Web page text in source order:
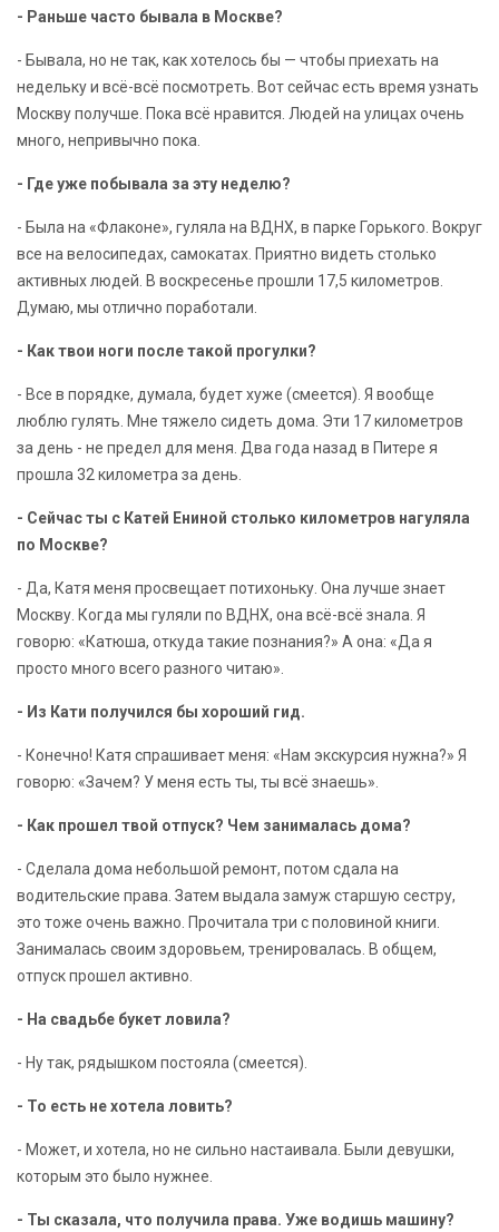
- Раньше часто бывала в Москве?
- Бывала, но не так, как хотелось бы — чтобы приехать на
недельку и всё-всё посмотреть. Вот сейчас есть время узнать
Москву получше. Пока всё нравится. Людей на улицах очень
много, непривычно пока.
- Где уже побывала за эту неделю?
- Была на «Флаконе», гуляла на ВДНХ, в парке Горького. Вокруг
все на велосипедах, самокатах. Приятно видеть столько
активных людей. В воскресенье прошли 17,5 километров.
Думаю, мы отлично поработали.
- Как твои ноги после такой прогулки?
- Все в порядке, думала, будет хуже (смеется). Я вообще
люблю гулять. Мне тяжело сидеть дома. Эти 17 километров
за день - не предел для меня. Два года назад в Питере я
прошла 32 километра за день.
- Сейчас ты с Катей Ениной столько километров нагуляла
по Москве?
- Да, Катя меня просвещает потихоньку. Она лучше знает
Москву. Когда мы гуляли по ВДНХ, она всё-всё знала. Я
говорю: «Катюша, откуда такие познания?» А она: «Да я
просто много всего разного читаю».
- Из Кати получился бы хороший гид.
- Конечно! Катя спрашивает меня: «Нам экскурсия нужна?» Я
говорю: «Зачем? У меня есть ты, ты всё знаешь».
- Как прошел твой отпуск? Чем занималась дома?
- Сделала дома небольшой ремонт, потом сдала на
водительские права. Затем выдала замуж старшую сестру,
это тоже очень важно. Прочитала три с половиной книги.
Занималась своим здоровьем, тренировалась. В общем,
отпуск прошел активно.
- На свадьбе букет ловила?
- Ну так, рядышком постояла (смеется).
- То есть не хотела ловить?
- Может, и хотела, но не сильно настаивала. Были девушки,
которым это было нужнее.
- Ты сказала, что получила права. Уже водишь машину?